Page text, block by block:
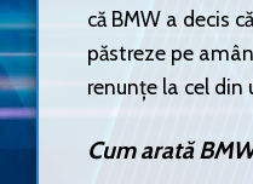
că BMW a decis
păstreze pe
renunțe la cel din
Cum arată